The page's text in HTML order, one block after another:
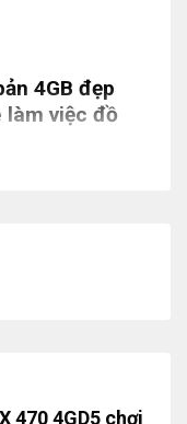
4GB đẹp
làm việc đồ
470 4GD5 chơi